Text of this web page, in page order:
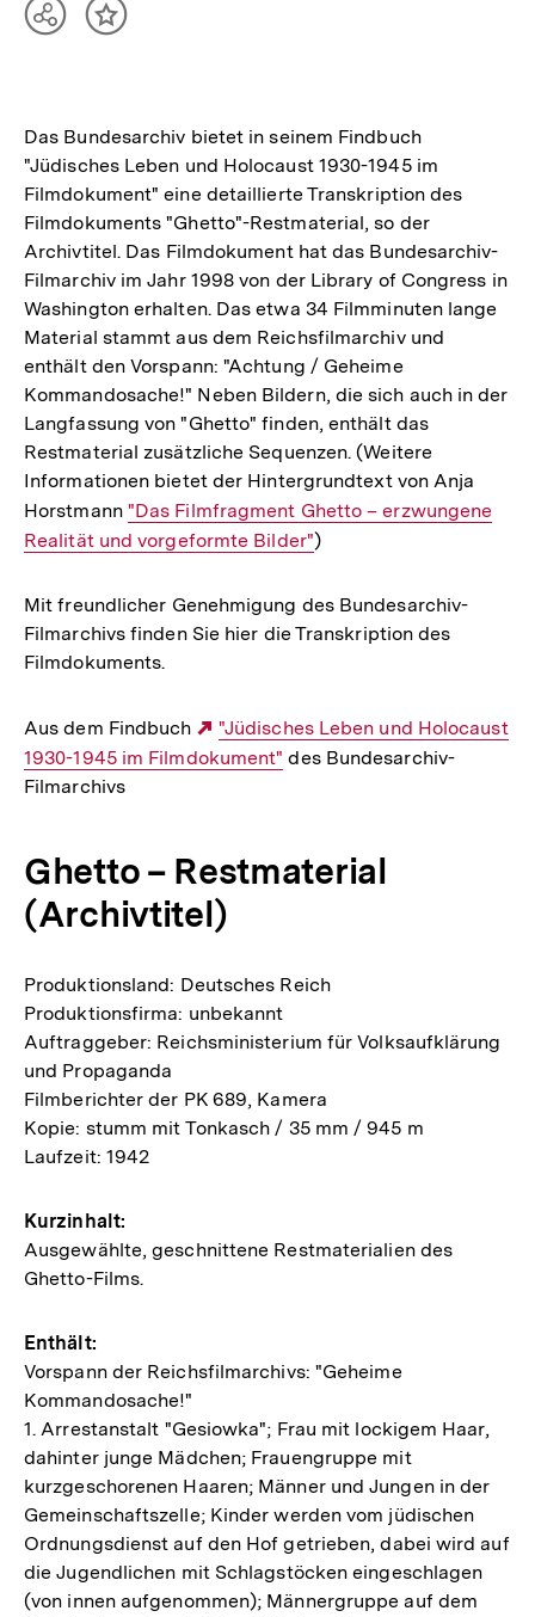
TeilenInhalt
Das Bundesarchiv bietet in seinem Findbuch
"Jüdisches Leben und Holocaust 1930-1945 im
Filmdokument" eine detaillierte Transkription des
Filmdokuments "Ghetto"-Restmaterial, so der
Archivtitel. Das Filmdokument hat das Bundesarchiv-
Filmarchiv im Jahr 1998 von der Library of Congress in
Washington erhalten. Das etwa 34 Filmminuten lange
Material stammt aus dem Reichsfilmarchiv und
enthält den Vorspann: "Achtung / Geheime
Kommandosache!" Neben Bildern, die sich auch in der
Langfassung von "Ghetto" finden, enthält das
Restmaterial zusätzliche Sequenzen. (Weitere
Informationen bietet der Hintergrundtext von Anja
Horstmann Interner
Link:
"Das Filmfragment Ghetto – erzwungene
Realität und vorgeformte Bilder")
Mit freundlicher Genehmigung des Bundesarchiv-
Filmarchivs finden Sie hier die Transkription des
Filmdokuments.
Aus dem Findbuch
Externer
Link:
"Jüdisches Leben und Holocaust
1930-1945 im Filmdokument" des Bundesarchiv-
Filmarchivs
Ghetto – Restmaterial
(Archivtitel)
Produktionsland: Deutsches Reich
Produktionsfirma: unbekannt
Auftraggeber: Reichsministerium für Volksaufklärung
und Propaganda
Filmberichter der PK 689, Kamera
Kopie: stumm mit Tonkasch / 35 mm / 945 m
Laufzeit: 1942
Kurzinhalt:
Ausgewählte, geschnittene Restmaterialien des
Ghetto-Films.
Enthält:
Vorspann der Reichsfilmarchivs: "Geheime
Kommandosache!"
1. Arrestanstalt "Gesiowka"; Frau mit lockigem Haar,
dahinter junge Mädchen; Frauengruppe mit
kurzgeschorenen Haaren; Männer und Jungen in der
Gemeinschaftszelle; Kinder werden vom jüdischen
Ordnungsdienst auf den Hof getrieben, dabei wird auf
die Jugendlichen mit Schlagstöcken eingeschlagen
(von innen aufgenommen); Männergruppe auf dem